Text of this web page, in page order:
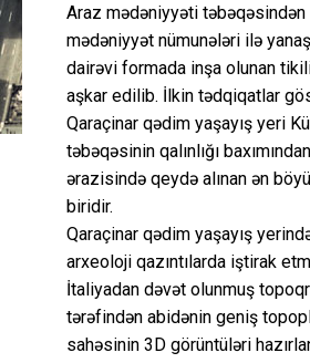
Araz mədəniyyəti
mədəniyyət nümunələri ilə
dairəvi formada inşa olunan tikili
aşkar edilib. İlkin tədqiqatlar
Qaraçinar qədim yaşayış yeri
təbəqəsinin qalınlığı
ərazisində qeydə alınan ən
biridir.
Qaraçinar qədim yaşayış
arxeoloji qazıntılarda iştirak
İtaliyadan dəvət olunmuş
tərəfindən abidənin geniş
sahəsinin 3D görüntüləri